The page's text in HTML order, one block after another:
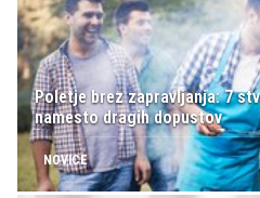
Poletje brez zapravljanja: 7
namesto dragih dopustov
NOVICE